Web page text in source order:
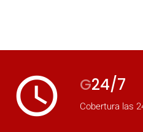
access_time G24/7
Cobertura las